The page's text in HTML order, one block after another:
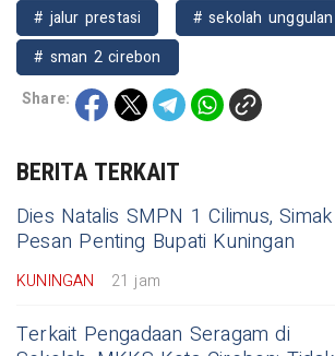
# jalur prestasi
# sekolah unggulan
# sman 2 cirebon
Share:
BERITA TERKAIT
Dies Natalis SMPN 1 Cilimus, Simak
Pesan Penting Bupati Kuningan
KUNINGAN 21 jam
Terkait Pengadaan Seragam di